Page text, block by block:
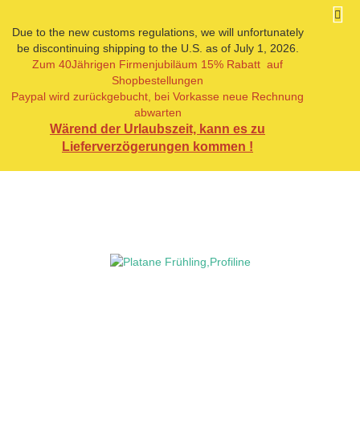
Due to the new customs regulations, we will unfortunately
be discontinuing shipping to the U.S. as of July 1, 2026.
Zum 40Jährigen Firmenjubiläum 15% Rabatt auf
Shopbestellungen
Paypal wird zurückgebucht, bei Vorkasse neue Rechnung
abwarten
Wärend der Urlaubszeit, kann es zu
Lieferverzögerungen kommen !
weiter »
Letzter »
Artikel in dieser Kategorie
Platane Frühling,Profiline